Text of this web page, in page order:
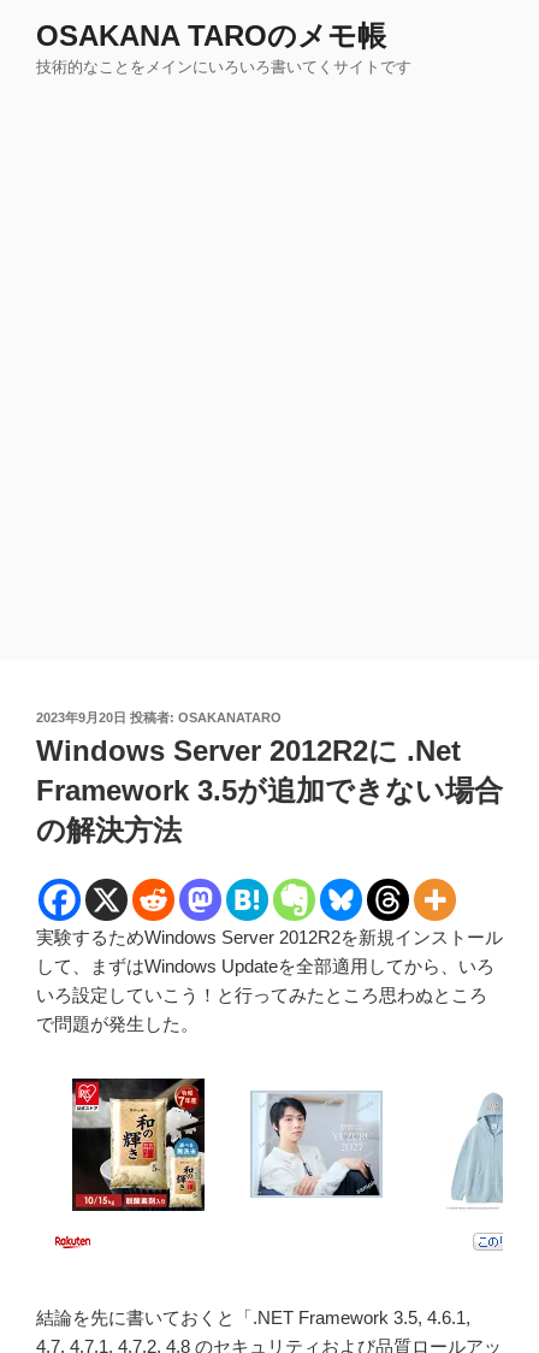
OSAKANA TAROのメモ帳
技術的なことをメインにいろいろ書いてくサイトです
投
稿
日:
2023年9月20日 投稿者: OSAKANATARO
Windows Server 2012R2に .Net
Framework 3.5が追加できない場合
の解決方法
実験するためWindows Server 2012R2を新規インストール
して、まずはWindows Updateを全部適用してから、いろ
いろ設定していこう！と行ってみたところ思わぬところ
で問題が発生した。
結論を先に書いておくと「.NET Framework 3.5, 4.6.1,
4.7, 4.7.1, 4.7.2, 4.8 のセキュリティおよび品質ロールアッ